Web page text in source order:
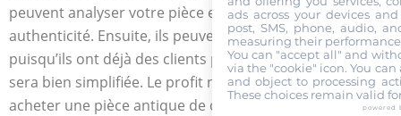
peuvent analyser votre pièce et confirmer son
authenticité. Ensuite, ils peuvent la vendre rapidement
puisqu’ils ont déjà des clients potentiels. Votre tâche
sera bien simplifiée. Le profit n’en sera pas moins. Pour
acheter une pièce antique de collection, la première
ads across your devices
post, SMS, phone, audio,
measuring their
You can "accept all" and
via the "cookie" icon. You
and object to processing
These choices remain valid
powered